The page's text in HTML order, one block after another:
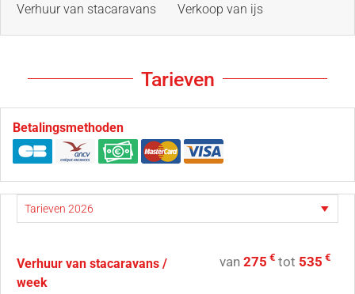
Verhuur van stacaravans
Verkoop van ijs
Tarieven
Betalingsmethoden
Verhuur van stacaravans /
week
van 275 € tot 535 €